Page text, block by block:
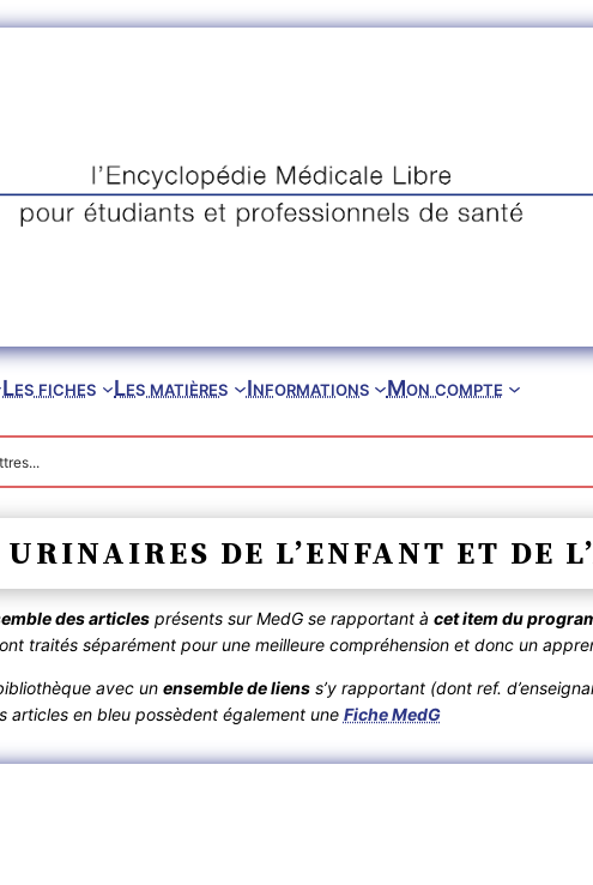
Les fiches Les matières Informations Mon compte
DE L’ENFANT ET DE
des articles présents sur MedG se rapportant à cet item du
traités séparément pour une meilleure compréhension et donc un
avec un ensemble de lienss’y rapportant (dont ref.
articles en bleu possèdent également une Fiche MedG